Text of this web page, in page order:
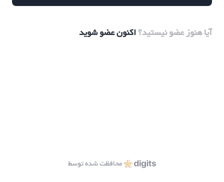
آیا هنوز عضو نیستید؟اکنون عضو شوید
محافظت شده توسط